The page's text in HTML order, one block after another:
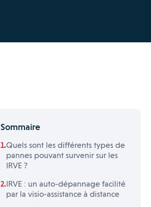
Sommaire
Quels sont les différents types de
pannes pouvant survenir sur les
IRVE ?
IRVE : un auto-dépannage facilité
par la visio-assistance à distance